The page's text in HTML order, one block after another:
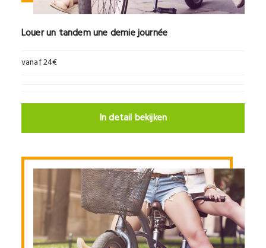
Louer un tandem une demie journée
vanaf 24€
In detail bekijken